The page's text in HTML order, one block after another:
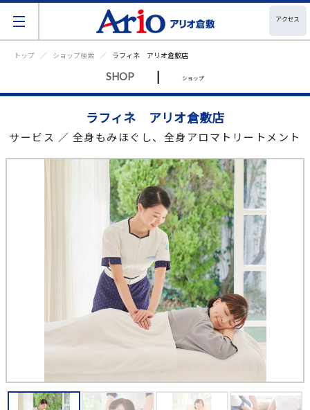
アクセス
トップ ショップ検索 ラフィネ アリオ倉敷店
SHOP | ショップ
ラフィネ アリオ倉敷店
サービス ／ 全身もみほぐし、全身アロマトリートメント